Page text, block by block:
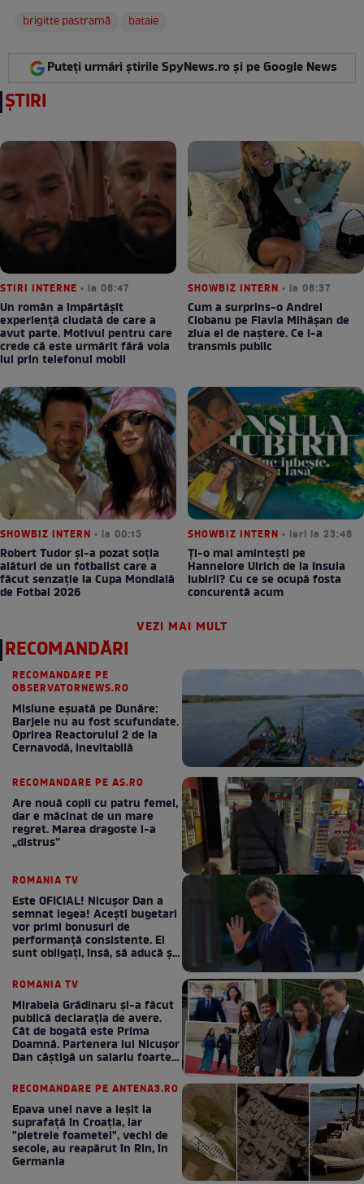
brigitte pastramă
bataie
Puteți urmări știrile SpyNews.ro și pe Google News
ȘTIRI
STIRI INTERNE • la 08:47
Un român a împărtășit
experiență ciudată de care a
avut parte. Motivul pentru care
crede că este urmărit fără voia
lui prin telefonul mobil
SHOWBIZ INTERN • la 08:37
Cum a surprins-o Andrei
Ciobanu pe Flavia Mihășan de
ziua ei de naștere. Ce i-a
transmis public
SHOWBIZ INTERN • la 00:15
Robert Tudor și-a pozat soția
alături de un fotbalist care a
făcut senzație la Cupa Mondială
de Fotbal 2026
SHOWBIZ INTERN • ieri la 23:48
Ți-o mai amintești pe
Hannelore Ulrich de la Insula
Iubirii? Cu ce se ocupă fosta
concurentă acum
VEZI MAI MULT
RECOMANDĂRI
RECOMANDARE PE
OBSERVATORNEWS.RO
Misiune eșuată pe Dunăre:
Barjele nu au fost scufundate.
Oprirea Reactorului 2 de la
Cernavodă, inevitabilă
RECOMANDARE PE AS.RO
Are nouă copii cu patru femei,
dar e măcinat de un mare
regret. Marea dragoste l-a
„distrus”
ROMANIA TV
Este OFICIAL! Nicușor Dan a
semnat legea! Acești bugetari
vor primi bonusuri de
performanță consistente. Ei
sunt obligați, însă, să aducă și
bani la bugetul de stat
ROMANIA TV
Mirabela Grădinaru și-a făcut
publică declarația de avere.
Cât de bogată este Prima
Doamnă. Partenera lui Nicușor
Dan câștigă un salariu foarte
bun în fiecare lună!
RECOMANDARE PE ANTENA3.RO
Epava unei nave a ieșit la
suprafață în Croația, iar
"pietrele foametei", vechi de
secole, au reapărut în Rin, în
Germania